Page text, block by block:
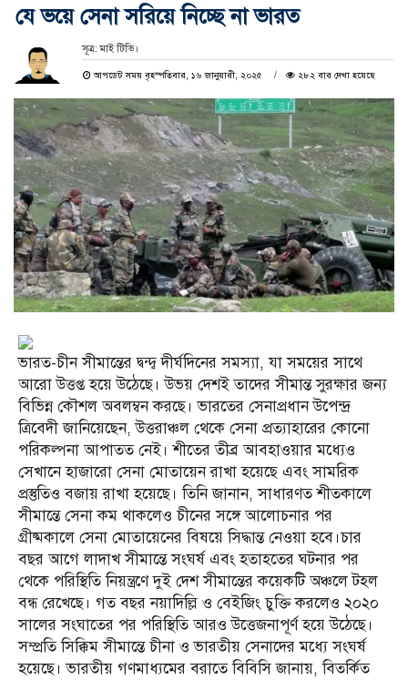
যে ভয়ে সেনা সরিয়ে নিচ্ছে না ভারত
সূত্র: মাই টিভি।
আপডেট সময় বৃহস্পতিবার, ১৬ জানুয়ারী, ২০২৫ ২৮২ বার দেখা হয়েছে
ভারত-চীন সীমান্তের দ্বন্দ্ব দীর্ঘদিনের সমস্যা, যা সময়ের সাথে
আরো উত্তপ্ত হয়ে উঠেছে। উভয় দেশই তাদের সীমান্ত সুরক্ষার জন্য
বিভিন্ন কৌশল অবলম্বন করছে। ভারতের সেনাপ্রধান উপেন্দ্র
ত্রিবেদী জানিয়েছেন, উত্তরাঞ্চল থেকে সেনা প্রত্যাহারের কোনো
পরিকল্পনা আপাতত নেই। শীতের তীব্র আবহাওয়ার মধ্যেও
সেখানে হাজারো সেনা মোতায়েন রাখা হয়েছে এবং সামরিক
প্রস্তুতিও বজায় রাখা হয়েছে। তিনি জানান, সাধারণত শীতকালে
সীমান্তে সেনা কম থাকলেও চীনের সঙ্গে আলোচনার পর
গ্রীষ্মকালে সেনা মোতায়েনের বিষয়ে সিদ্ধান্ত নেওয়া হবে।চার
বছর আগে লাদাখ সীমান্তে সংঘর্ষ এবং হতাহতের ঘটনার পর
থেকে পরিস্থিতি নিয়ন্ত্রণে দুই দেশ সীমান্তের কয়েকটি অঞ্চলে টহল
বন্ধ রেখেছে। গত বছর নয়াদিল্লি ও বেইজিং চুক্তি করলেও ২০২০
সালের সংঘাতের পর পরিস্থিতি আরও উত্তেজনাপূর্ণ হয়ে উঠেছে।
সম্প্রতি সিক্কিম সীমান্তে চীনা ও ভারতীয় সেনাদের মধ্যে সংঘর্ষ
হয়েছে। ভারতীয় গণমাধ্যমের বরাতে বিবিসি জানায়, বিতর্কিত